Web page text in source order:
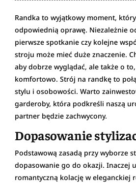
Randka to wyjątkowy moment,
odpowiednią oprawę. Niezależnie
pierwsze spotkanie czy kolejne
stroju może mieć duże znaczenie.
aby dobrze wyglądać, ale także o
komfortowo. Strój na randkę to
stylu i osobowości. Warto
garderoby, która podkreśli naszą
partner będzie zachwycony.
Dopasowanie
Podstawową zasadą przy wyborze
dopasowanie go do okazji. Inaczej
romantyczną kolację w eleganckiej